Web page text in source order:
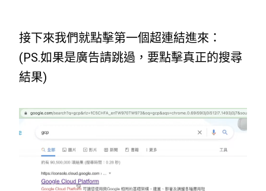
接下來我們就點擊第一個超連結進來：
(PS.如果是廣告請跳過，要點擊真正的搜尋
結果)